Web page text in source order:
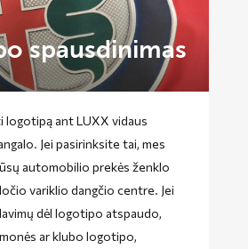
spausdinimas
logotipą ant LUXX vidaus
Jei pasirinksite tai, mes
automobilio prekės ženklo
variklio dangčio centre. Jei
dėl logotipo atspaudo,
ar klubo logotipo,